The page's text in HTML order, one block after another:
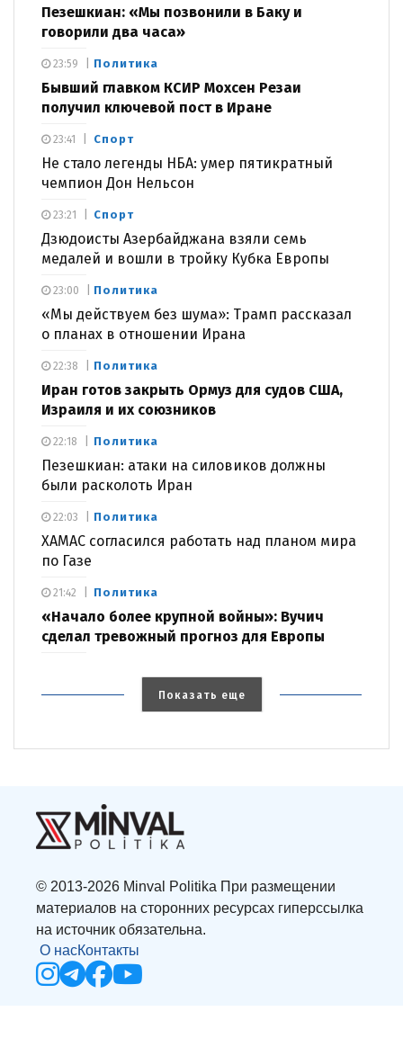
Пезешкиан: «Мы позвонили в Баку и
говорили два часа»
Политика
Бывший главком КСИР Мохсен Резаи
получил ключевой пост в Иране
23:59
Спорт
Не стало легенды НБА: умер пятикратный
чемпион Дон Нельсон
23:41
Спорт
Дзюдоисты Азербайджана взяли семь
медалей и вошли в тройку Кубка Европы
23:21
Политика
«Мы действуем без шума»: Трамп рассказал
о планах в отношении Ирана
23:00
Политика
Иран готов закрыть Ормуз для судов США,
Израиля и их союзников
22:38
Политика
Пезешкиан: атаки на силовиков должны
были расколоть Иран
22:18
Политика
ХАМАС согласился работать над планом мира
по Газе
22:03
Политика
«Начало более крупной войны»: Вучич
сделал тревожный прогноз для Европы
21:42
Показать еще
© 2013-2026 Minval Politika При размещении
материалов на сторонних ресурсах гиперссылка
на источник обязательна.
О насКонтакты